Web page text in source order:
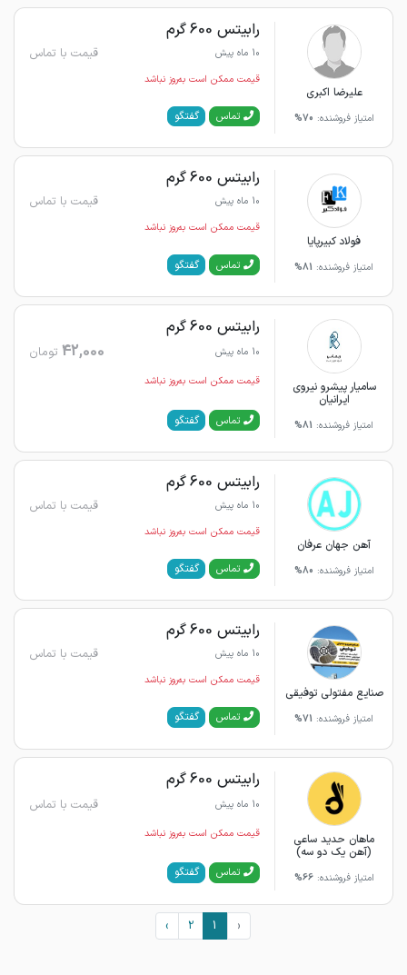
علیرضا اکبری
امتیاز فروشنده: 70%
رابیتس 600 گرم
10 ماه پیش قیمت با تماس
قیمت ممکن است به‌روز نباشد
تماس گفتگو
فولاد کبیرپایا
امتیاز فروشنده: 81%
رابیتس 600 گرم
10 ماه پیش قیمت با تماس
قیمت ممکن است به‌روز نباشد
تماس گفتگو
سامیار پیشرو نیروی
ایرانیان
امتیاز فروشنده: 81%
رابیتس 600 گرم
10 ماه پیش 42,000 تومان
قیمت ممکن است به‌روز نباشد
تماس گفتگو
آهن جهان عرفان
امتیاز فروشنده: 80%
رابیتس 600 گرم
10 ماه پیش قیمت با تماس
قیمت ممکن است به‌روز نباشد
تماس گفتگو
صنایع مفتولی توفیقی
امتیاز فروشنده: 71%
رابیتس 600 گرم
10 ماه پیش قیمت با تماس
قیمت ممکن است به‌روز نباشد
تماس گفتگو
ماهان حدید ساعی
(آهن یک دو سه)
امتیاز فروشنده:66%
رابیتس 600 گرم
10 ماه پیش قیمت با تماس
قیمت ممکن است به‌روز نباشد
تماس گفتگو
‹
1
2
›